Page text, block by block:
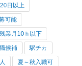
日以上
可能
残業月10ｈ以下
候補 駅チカ
夏～秋入職可